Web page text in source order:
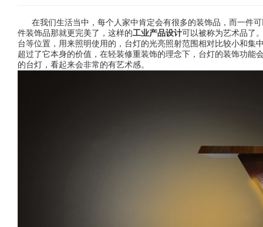
在我们生活当中，每个人家中肯定会有很多的装饰品，而一件可
件装饰品那就更完美了，这样的工业产品设计可以被称为艺术品了
台等位置，用来照明使用的，台灯的光亮照射范围相对比较小和集
超过了它本身的价值，在轻装修重装饰的理念下，台灯的装饰功能
的台灯，看起来会非常的有艺术感。